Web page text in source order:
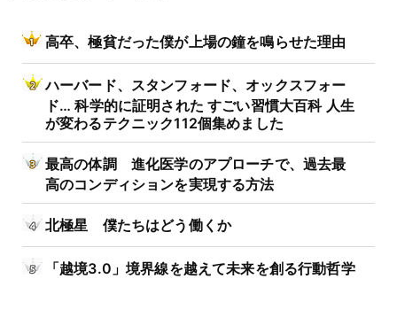
高卒、極貧だった僕が上場の鐘を鳴らせた理由
ハーバード、スタンフォード、オックスフォー
ド… 科学的に証明された すごい習慣大百科 人生
が変わるテクニック112個集めました
最高の体調 進化医学のアプローチで、過去最
高のコンディションを実現する方法
北極星 僕たちはどう働くか
「越境3.0」境界線を越えて未来を創る行動哲学